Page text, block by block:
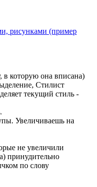
рисунками (пример
в которую она вписана)
Стилист
текущий стиль -
Увеличиваешь на
не увеличили
принудительно
по слову